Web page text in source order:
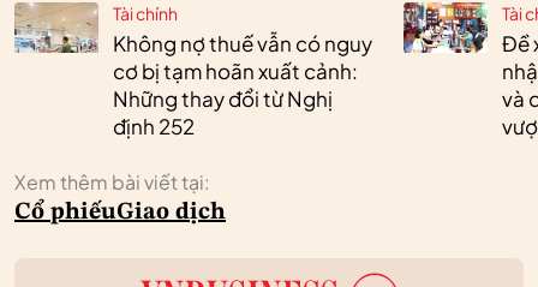
Tài chính
Không nợ thuế vẫn có nguy
cơ bị tạm hoãn xuất cảnh:
Những thay đổi từ Nghị
định 252
Tài
Đề
và
Xem thêm bài viết tại:
Cổ phiếuGiao dịch